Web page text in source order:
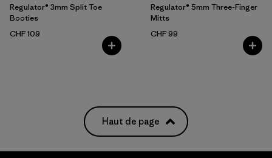
Regulator® 3mm Split Toe
Booties
CHF 109
Regulator® 5mm Three-Finger
Mitts
CHF 99
Haut de page